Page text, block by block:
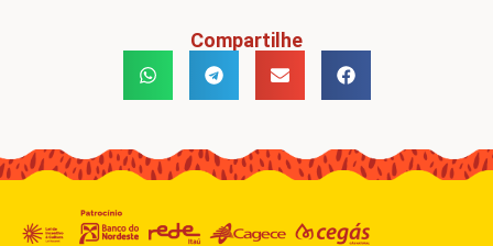
Compartilhe